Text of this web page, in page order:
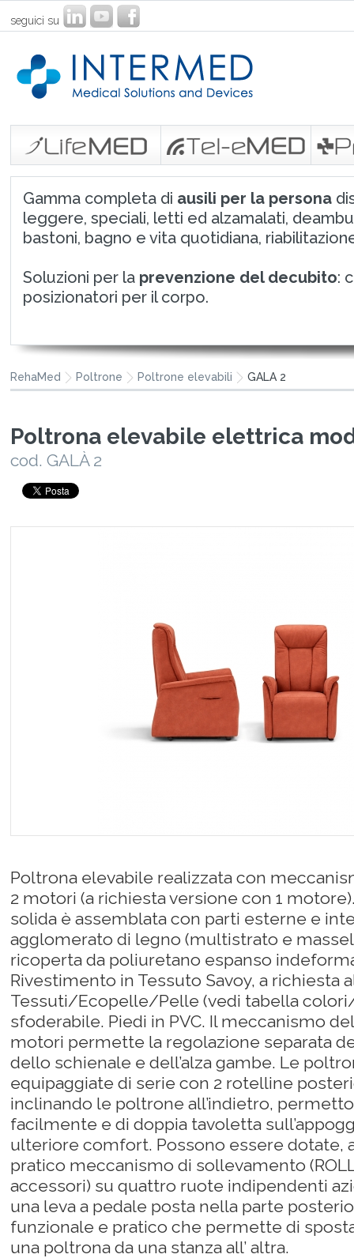
seguici su
Gamma completa di ausili per la persona
leggere, speciali, letti ed alzamalati,
bastoni, bagno e vita quotidiana,
Soluzioni per la prevenzione del decubito:
posizionatori per il corpo.
RehaMed Poltrone Poltrone elevabili GALÀ 2
Poltrona elevabile elettrica
cod. GALÀ 2
Poltrona elevabile realizzata con
2 motori (a richiesta versione con 1
solida è assemblata con parti esterne e
agglomerato di legno (multistrato e
ricoperta da poliuretano espanso
Rivestimento in Tessuto Savoy, a richiesta
Tessuti/Ecopelle/Pelle (vedi tabella
sfoderabile. Piedi in PVC. Il meccanismo
motori permette la regolazione separata
dello schienale e dell’alza gambe. Le
equipaggiate di serie con 2 rotelline
inclinando le poltrone all’indietro,
facilmente e di doppia tavoletta
ulteriore comfort. Possono essere dotate,
pratico meccanismo di sollevamento
accessori) su quattro ruote indipendenti
una leva a pedale posta nella parte
funzionale e pratico che permette di
una poltrona da una stanza all’ altra.